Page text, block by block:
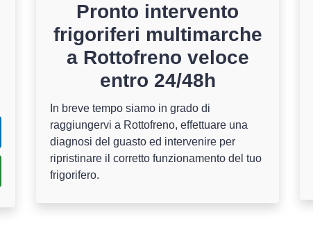
Pronto intervento
frigoriferi multimarche
a Rottofreno veloce
entro 24/48h
In breve tempo siamo in grado di
raggiungervi a Rottofreno, effettuare una
diagnosi del guasto ed intervenire per
ripristinare il corretto funzionamento del tuo
frigorifero.